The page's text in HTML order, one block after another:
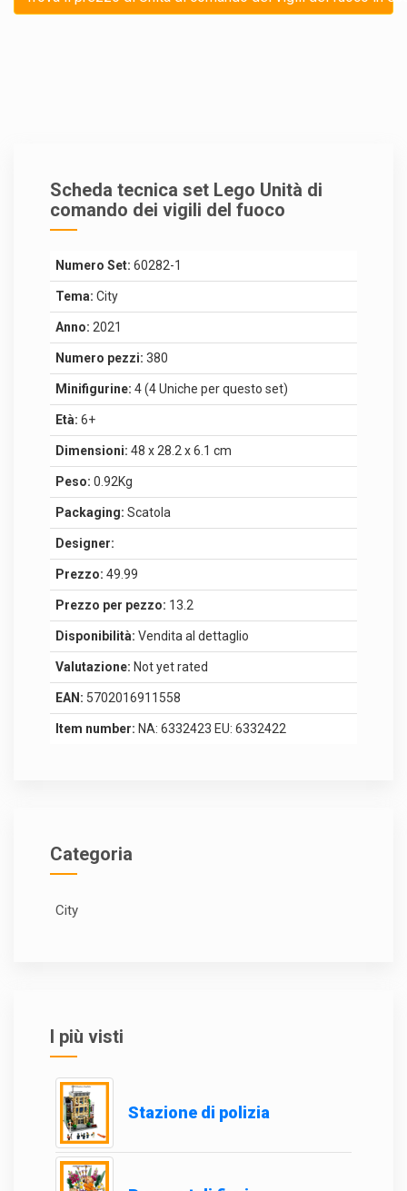
Scheda tecnica set Lego Unità di
comando dei vigili del fuoco
Numero Set: 60282-1
Tema: City
Anno: 2021
Numero pezzi: 380
Minifigurine: 4 (4 Uniche per questo set)
Età: 6+
Dimensioni: 48 x 28.2 x 6.1 cm
Peso: 0.92Kg
Packaging: Scatola
Designer:
Prezzo: 49.99
Prezzo per pezzo: 13.2
Disponibilità: Vendita al dettaglio
Valutazione: Not yet rated
EAN: 5702016911558
Item number: NA: 6332423 EU: 6332422
Categoria
City
I più visti
Stazione di polizia